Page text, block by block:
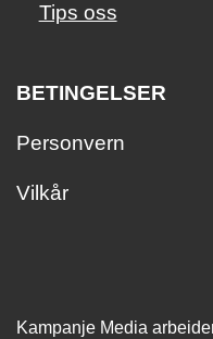
Tips oss
BETINGELSER
Personvern
Vilkår
Kampanje Media